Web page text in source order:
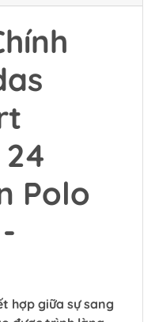
Polo
hợp giữa sự sang